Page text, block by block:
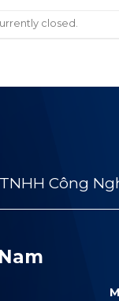
closed.
Công